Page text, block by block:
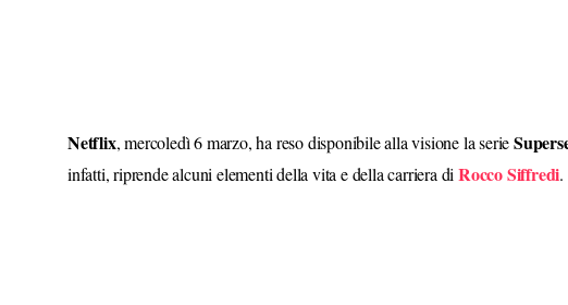
Netflix, mercoledì 6 marzo, ha reso disponibile alla visione la serie
infatti, riprende alcuni elementi della vita e della carriera di Rocco Siffredi.